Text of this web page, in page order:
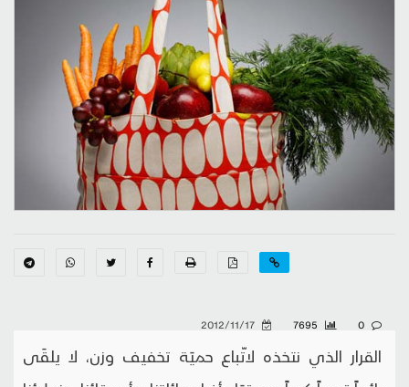
القرار الذي نتخذه لاتّباع حميَة تخفيف وزن، لا يلقَى دائماً ترحيباً كبيراً من قِبَل أفراد عائلتنا، وأصدقائنا، وزملائنا في العمل. لماذا؟ لأننا إذا اخترنا حمية قاسية، فإن تأثيرها السلبي في مزاجنا سينعكس عليهم بالتأكيد، ويزعجهم. رغبتنا في التخلص السريع من الكيلوغرامات الزائدة، تدفعنا، في كثير من الأحيان، إلى تطبيق حميات قاسية يؤكد أصحابها أنها تؤدي إلى نتائج فورية. وغالباً ما تفرض هذه الحميات تقنيناً شديداً على الوحدات الحرارية، وتحظر علينا تناول عدد من الأطعمة، ويرافقها دائماً برنامج من التمارين الرياضية المكثفة. وما إن نبدأ في التطبيق حتى نلاحظ أننا أصبحنا نميل إلى النَّزق، والعصبية، وتقلبات المزاج. وتتفاقم حالتنا المزاجية السيئة هذه إذا صادف أن اخترنا واحدة من تلك الحميات التي تفرض حظراً شديداً على الكربوهيدرات، مثل الحميات البروتينية، كحمية إتكينز وغيرها (نظراً إلى الدور المهم الذي تلعبه الكربوهيدرات في تحسين المزاج). كذلك يزداد انزعاجنا إذا حرمتنا الحمية من تناول طعامنا المفضل. والواقع أن دراسة حديثة نشرتها مجلة "أبحاث المستهلك" الأميركية، أظهرت أنّ الأشخاص الذين يأكلون تفاحة، عوضاً عن الشوكولاتة، لأسباب تتعلق بحمية تخفيف الوزن، يميلون إلى اختيار الأفلام العنيفة عوضاً عن الأفلام الرومانسية، ويكونون أكثر تحسساً تجاه مَن يحثهم على ممارسة الرياضة. ولكن، أليس من المفترض أن يساعدنا النظام الغذائي الصحي، وممارسة الرياضة على الإحساس بالرضا وبالسعادة؟ تجيب المتخصصة الأميركية في علوم التغذية، إليزابيث سومر، بالإيجاب، لكنها تؤكد أنّ الأمور تختلف عندما نتطرف في السلوك الغذائي والرياضي، أو عندما نمتنع عن تناول أطعمة لا يجب الامتناع عنها. وهنا يتساءل الكثيرون عن الوسائل التي تكفل الحفاظ على ارتفاع المعنويات أثناء التخلص من الوزن الزائد. ويجيب المتخصصون فيقولون، إنّ هناك قواعد أساسية يجب علينا احترامها أثناء تخفيف الوزن، إذا أردنا تفادي التأثيرات السلبية في مزاجنا. وترتبط هذه القواعد بأعداد الوحدات الحرارية التي نتناولها، وبأنواع الأطعمة التي نأكلها، إضافة إلى طبيعة التمارين الرياضية التي نمارسها وقوّتها. - المبالغة في تقنين الوحدات الحرارية وتأثيرها في المزاج: يجب أن نخفف من الأكل، ونزيد من ممارسة الأنشطة البدنية. هذه هي النصيحة التي يقدمها المتخصصون كافة، وعامة الناس أيضاً، للتخلص من الوزن الزائد.. أليس كذلك؟ هذا صحيح، لكن البعض يبالغون في تقنين الوحدات الحرارية. فمثلاً، نجد أنّ هناك نساء يكتفين بتناول ما بين 1200 و1500 وحدة حرارية في اليوم، ويحرقن 500 وحدة حرارية منها في ممارسة الرياضة، في معظم أيام الأسبوع. قد يبدو هذا الأمر جيِّداً من الناحية الحسابية، لكنه يؤدي إلى تأثيرات سلبية في معنويات، وأمزجة أولئك النساء. ويقول البروفيسور جاري وينك، أستاذ علم النفس والعلوم العصبية في "جامعة أوهايو" الأميركية، إنّ التقنين الزائد في الوحدات الحرارية التي نتناولها يومياً، يؤدي إلى تغيرات في كيمياء الدماغ يمكن أن تؤثر في مزاجنا. وكانت دراسة حديثة نشرتها مجلة "بيولوجيا الطب النفسي" الأميركية، قد أفادت أنّه في حالات الجوع، تحدث تقلبات واضطرابات في مستويات الـ"سيروتونين"، الناقل العصبي الذي يتحكم في المزاج وفي الشهية للأكل وفي النوم، ما يجعل من الصعب علينا التحكم في غضبنا. وقد تبيّن أنّ الإحساس بالجوع الشديد يترافق دوماً مع مشاعر التوتر، القلق، والانزعاج. وكان البحاثة الأميركيون في "جامعة كاليفورنيا"، قد أجروا دراسة شملت عدداً كبيراً من النساء، طلبوا منهنّ فيها تناول 1200 وحدة حرارية فقط في اليوم. واكتشف البحاثة، أنّ أجسام النساء أنتجت في ظل هذه الشروط الغذائية القاسية، كمية كبيرة من هرمون التوتر الكورتيزول، كما أنّهنّ أبلغن عن ارتفاع في مستويات التوتر والانزعاج لديهنّ. لكن ولحسن الحظ، توجد طريقة للحد من هذا الانزعاج الذي يُصاحب المبالغة في التخفيف من الوحدات الحرارية، وهو القيام بذلك ببطء وبشكل تدريجي يسمح للجسم بالتأقلم. وينصح وينك بالبدء في اقتطاع 50 وحدة حرارية فقط في اليوم، ثمّ اقتطاع المزيد تدريجياً. ويؤكد أن هذا يتطلب وقتاً طويلاً وصبراً كبيراً، لكنه يساعدنا على تجنب القلق، والنَّزق، وتقلبات المزاج. وتجدر الإشارة إلى أن معظم النساء يحتجن إلى تناول 1500 وحدة حرارية على الأقل في اليوم، وأكثر من ذلك عندما يمارسن الرياضة، وذلك من أجل إبقاء مستويات سكر الدم مستقرة، والتمتع بطاقة مستمرة، وبمعنويات مرتفعة. وتقول سومر، إنّنا إذا كنّا نخسر نسبة من الوزن الزائد تزيد على نصف كيلوغرام، أو كيلوغرام واحد في الأسبوع، فهذا يعني أننا نبالغ في تقنين الوحدات الحرارية. - الدهون وارتباطها بالمزاج الجيِّد: تُظهر الأبحاث، أن تناول الدهون الصحية، مثل تلك الموجودة في سمك السالمون، السردين والإسْقَمري، يساعدنا في عملية تخفيف الوزن، وفي تحسين المزاج. وتَبيّن أنّ الافتقار إلى أحماض "أوميغا/ 3" الدهنية بأنواعها (ALA)، الموجودة في بعض المصادر النباتية، مثل بذور الكتّان، فول الصويا، والجوز، و(DHA) و(EPA)، الموجوديْن في السمك والطحالب، يرتبط بظهور مشاعر سلبية مثل الاكتئاب، والغضب، والعدوانية. والواقع أنّ الحصول على ما يكفي من أحماض "أوميغا/ 3" الدهنية، يمكن أن يُحسّن القُدرات الذهنية والمزاج. وتقول الدكتورة دور رامسي، الأستاذة المساعدة في الطب النفسي في "جامعة كولومبيا" الأميركية، ومؤلفة كتاب "حمية السعادة"، إنّ الدهون تشكل نحو 60 في المئة من الدماغ، وتُعتبر أحماض "أوميغا/ 3" الدهنية، مهمة بشكل خاص لضمان أداء الخلايا العصبية وظائفها بشكل جيِّد. وقد تَبيّن أنّ هذه الأحماض الدهنية تُسهم في التخفيف من الالتهابات، وتزيد من إنتاج جزيئة تُعزز ولادة خلايا دماغية جديدة، وتُحسّن نوعية الاتصالات بين خلايا الدماغ. وتقول رامسي، إنّه على الرغم من وجود أحماض "أوميغا/ 3" في المكسرات والبذور، إلا أنّ المصادر الحيوانية تُعتبر الأفضل، من حيث نوعية الأحماض المتوافرة فيها. وهي تنصح بتناول حصتين (حجم الصحة 180 غراماً) على الأقل، من الأسماك الدهنية في الأسبوع. ويمكن للأشخاص الذين لا يحبّون مَذَاق السمك، أن يستعيضوا عنه بتناول الروبيان وأصداف البحر. كذلك يمكنهم تناول لحوم الأبقار التي تَقْتات على العشب، أو بيض الدجاج الذي يُربّى في الهواء الطلق، ويقتات على الحبوب الغنية بهذه الأحماض، مثل الصويا وبذور الكتان. وتنصح رامسي الأشخاص الذين يفتقر نظامهم الغذائي إلى كل هذه الأطعمة المذكورة، بأن يلجأوا إلى تناول أقراص مُكمّلة يومية تحتوي على 1000 ملغ من حمضي (DHA) و(EPA)، فهي كفيلة بتحسين مزاجهم. وتجدر الإشارة إلى أن تأثير هذه الأقراص لا يبدأ في الظهور قبل مرور أسابيع عديدة على تناولنا هذه الأقراص المكمّلة بانتظام. - الكبروهيدرات ضرورية لرفع المعنويات: عندما يرتكب مُتَّبعو الحميات خطأ الامتناع عن تناول معظم أنواع السكر والنشويات، تبدأ أجسامهم في "الصراخ" وفي المطالبة بهذه الكربوهيدرات. ويؤدي ذلك إلى شعورهم بالغضب وبالنَّزق. وكانت دراسة حديثة نشرتها مجلة "أرشيف الطب الباطني"، قد أظهرت أنّ الأشخاص الذين يتّبعون نظاماً غذائياً فقيراً في الكربوهيدرات، يسجلون درجات عالية على مقياس الغضب، العدائية، الارتباك، والاكتئاب والإحساس بالعزلة، مقارنة بالدرجات التي يسجلها أولئك الذين يتّبعون نظاماً غذائياً فقيراً في الدهون. ويعلّق البحّاثة فيقولون، إنّ أحد أسباب ذلك قد يعود إلى أنّ الحد من كمية الكربوهيدرات التي نتناولها، يمكن أن يعوق قدرة الدماغ على تركيب وإنتاج الـ"سيروتونين" الذي يُحسّن المزاج. من جهة ثانية يُشير العلماء، إلى أنّ السكر يُسْتثير مناطق دماغية مرتبطة بالإحساس بالحبور. تقول رامسي، إنّ كل الكربوهيدرات مؤلفة من السكر، وإنّ الأبحاث الأوّلية أظهرت أنّ الانقطاع عن تناول السكر يؤدي إلى أعراض شبيهة بتلك الناتجة عن التوقف عن تناول المواد التي تسبب الإدمان. وتجدر الإشارة، إلى أنّ الخبراء يُوصون بأن تشكل الكربوهيدرات ما يتراوح بين 45 و65 في المئة، من مجمل الوحدات الحرارية التي نتناولها يومياً. والأفضل أن تكون هذه الكربوهيدرات من الأنواع الكاملة غير المكررة، وغير الخاضعة لعمليات تصنيع. - الامتناع عن الأطعمة المفضلة ليس الخيار الأمثل: يعترف الكثير من متّبعي الحميات بأنهم يتضايقون، وينزعجون كثيراً عند رؤية مَن حولهم يتناولون الأطعمة المفضلة لديهم، بينما لا يتمكنون هم من مشاركتهم، والاستمتاع بها. فالزوجة مثلاً التي تشاهد زوجها بصدد احتساء مشروبه المفضل، بينما هي تكتفي باحتساء نقيع الأعشاب، لابدّ أن تشعر بالحرمان. وتلك التي ترفض تناول قطعة من كعكة، تقدمها لها طفلتها التي تستمتع مع صديقاتها بالتهام كعكة كبيرة، تشعر أيضاً بالاستيلاء. وكانت دراسة نشرتها مجلة "الشخصية وعلم النفس الاجتماعي". الأميركية، قد أفادت أن مسألة الامتناع عن تناول طعام، أو شراب، ليس في حد ذاتها، ما يُزعج متّبعي الحميات، بل ما يزعجهم فعلاً هو عملية مقاومتها. والواقع أنّ البحاثة وجدوا أنّ القيام، حتى بفعل واحد للتحكم في النفس، في مواجهة الأطعمة أو المشروبات الممنوعة، يتسبب في انخفاض ملحوظ في مستويات الغلوكوز، أو سكر الدم. والمعروف أنّ انخفاض مستويات سكر الدم، يمكن أن يؤدي إلى ظاهرة نقص السكر (Hypoglycemia)، التي تؤدي بدورها إلى أعراض تتضمن النزق، العصبية والسلوك العدواني. وأظهرت دراسات أخرى، أنّ الحرمان يمكن أن يؤدي مع الوقت، إلى نتائج معاكسة للهدف المنشود، فهو يدفعنا إلى الإفراط في تناول الأطعمة نفسها التي كنا نحاول مقاومتها. ويقول المتخصصون من أنصار تفادي الحرمان، إننا غير مضطرين إلى فرض حظر فعلي على أي طعام من أطعمتنا المفضلة، بل يمكننا أن نأكل حصة صغيرة منه بين الحين والآخر، ونعتمد استراتيجية بسيطة للتخفيف من تَوْقنا الشديد إليه. وكل ما نحتاج إليه لتحقيق ذلك، هو تخصيص مدة 10 دقائق لتناول طعامنا المفضل هذا، فنمنح أنفسنا الوقت الكافي لنشم رائحته، وننظر إليه ونفكر فيه. ثمّ نقضم قضمة صغيرة منه، ونمضغها ببطء، مع تحريكها داخل الفم، والتركيز على قوامها ومذاقها قبل أن نبتلعها. ثمّ نسأل أنفسنا عما إذا كنّا نريد قضمة ثانية، أو إذا كنا قد أشبعنا رغبتنا. فإذا كنّا نريد المزيد، نأكل قضمة ثانية، ولكن نمضغها 20 مرّة قبل أن نبتلعها. ونكرّر "تمرين الأكل" هذا طوال فترة تناولنا طعامنا المفضل، أو حتى ننهي الحصة الموجودة أمامنا. ويؤكد الخبراء، أنّ تخصيص وقتٍ كافٍ لتناول الطعام ببطء، والتركيز على نكهته وطعمه الحقيقيين، يزيدان من درجة إحساسنا بالشبع وبالرضا. وكانت إحدى الدراسات الأميركية الحديثة، قد أظهرت أنّ المشاركين، الذين اعتمدوا هذه الاستراتيجية، قالوا إنّهم بعد فترة من تطبيقها، لم يعودوا يستمتعون بطعامهم المفضل بقدر ما كانوا يعتقدون، أو أنهم كانوا يشعرون بالاكتفاء بعد تناول قضمتين فقط منه، وكانوا أكثر قدرة على التوقف عن الأكل، ما إن يشعروا بالرضا. وفي المقابل، نجد مَن يقول إنّ أسهل طريقة لتفادي تناول الأطعمة المغرية، هي في الابتعاد عنها بكل بساطة. وتنصحنا البروفيسورة ساندرا أمودت، المتخصصة في العلوم العصبية، ومؤلفة كتاب "أهلاً بك إلى دماغك"، بتنظيم البيئة المحيطة بنا، والحرص على خلوها من المغريات، لكي لا يتطلب الالتزام بالحمية الغذائية التي نتّبعها، إلا أقل قدر ممكن من قوة الإرادة. فإذا كان الآيس كريم هو نقطة ضعفنا، فعلينا بكل بساطة ألا نجلب أياً منه إلى المنزل، وألا نحفظ أياً منه في الثلاجة. وإذا كانت آلة توزيع المأكولات غير الصحية في مكان عملنا، تُنادينا كل يوم مع حلول الساعة الثالثة بعد الظهر، علينا أن نملأ درجة مكتبنا بأطعمة صحية، مثل المكسرات والبسكويت المالح المحضّر من الحبوب لكاملة، والفواكه المجففة، فنلجأ إليها عند الإحساس بالجوع. وتقترح سومر أيضاً، إيجاد البدائل الصحية للأطعمة المفضلة لدينا. وخلافاً لمّا يعتقد الكثيرون، فإنّ البدائل ليست دائماً عديمة النكهة، بل هناك بدائل لذيذة جدّاً. وربما كانت الشوك